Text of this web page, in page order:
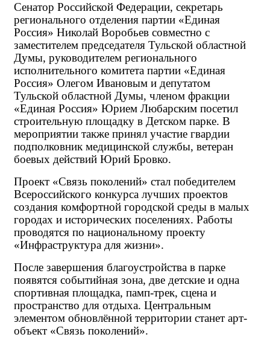
Сенатор Российской Федерации, секретарь
регионального отделения партии «Единая
Россия» Николай Воробьев совместно с
заместителем председателя Тульской областной
Думы, руководителем регионального
исполнительного комитета партии «Единая
Россия» Олегом Ивановым и депутатом
Тульской областной Думы, членом фракции
«Единая Россия» Юрием Любарским посетил
строительную площадку в Детском парке. В
мероприятии также принял участие гвардии
подполковник медицинской службы, ветеран
боевых действий Юрий Бровко.
Проект «Связь поколений» стал победителем
Всероссийского конкурса лучших проектов
создания комфортной городской среды в малых
городах и исторических поселениях. Работы
проводятся по национальному проекту
«Инфраструктура для жизни».
После завершения благоустройства в парке
появятся событийная зона, две детские и одна
спортивная площадка, памп-трек, сцена и
пространство для отдыха. Центральным
элементом обновлённой территории станет арт-
объект «Связь поколений».